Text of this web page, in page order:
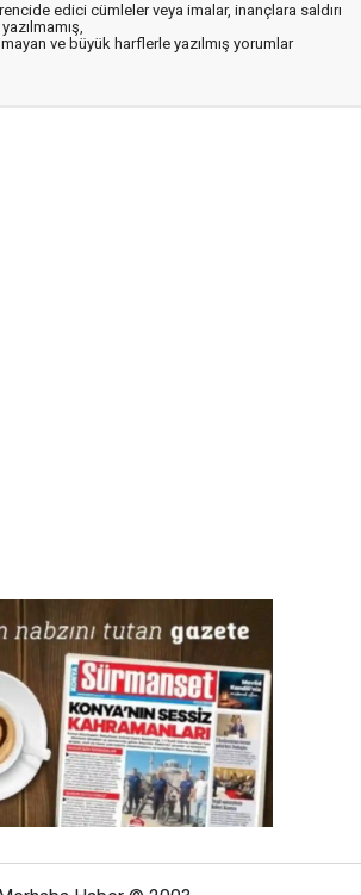
edici cümleler veya imalar, inançlara saldırı
ve büyük harflerle yazılmış yorumlar